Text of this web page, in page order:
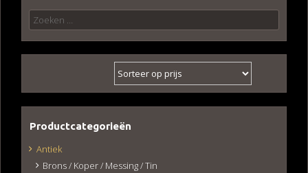
Zoeken
naar:
Productcategorieën
Antiek
Brons / Koper / Messing / Tin